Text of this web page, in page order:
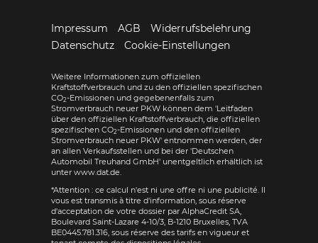
Impressum AGB
Widerrufsbelehrung
Datenschutz
Cookie-Einstellungen
Weitere Informationen zum offiziellen
Kraftstoffverbrauch und zu den offiziellen spezifischen
CO2-Emissionen und gegebenenfalls zum
Stromverbrauch neuer PKW können dem 'Leitfaden
über den offiziellen Kraftstoffverbrauch, die offiziellen
spezifischen CO2-Emissionen und den offiziellen
Stromverbrauch neuer PKW' entnommen werden, der
an allen Verkaufsstellen und bei der 'Deutschen
Automobil Treuhand GmbH' unentgeltlich erhältlich ist
unter www.dat.de.
*Attention : ce calcul n'est ni une offre ni une publicité. Il
vous est transmis à titre d'information, sous réserve
d'acceptation de votre dossier par AlphaCredit SA,
Boulevard Saint-Lazare 4-10/3, B-1210 Bruxelles, TVA
BE0445.781.316, sous réserve des tarifs en vigueur et